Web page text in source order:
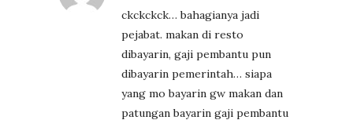
ckckckck… bahagianya jadi
pejabat. makan di resto
dibayarin, gaji pembantu pun
dibayarin pemerintah… siapa
yang mo bayarin gw makan dan
patungan bayarin gaji pembantu